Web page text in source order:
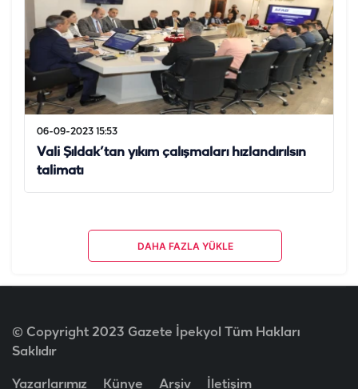
06-09-2023 15:53
Vali Şıldak’tan yıkım çalışmaları hızlandırılsın
talimatı
DAHA FAZLA YÜKLE
© Copyright 2023 Gazete İpekyol Tüm Hakları
Saklıdır
Yazarlarımız Künye Arşiv İletişim